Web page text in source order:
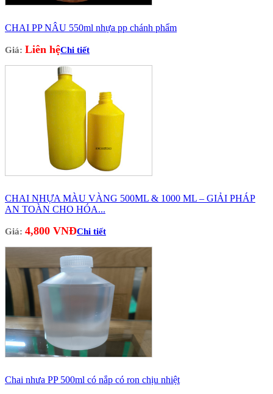
CHAI PP NÂU 550ml nhựa pp chánh phẩm
Giá: Liên hệChi tiết
CHAI NHỰA MÀU VÀNG 500ML & 1000 ML – GIẢI PHÁP
AN TOÀN CHO HÓA...
Giá: 4,800 VNĐChi tiết
Chai nhưa PP 500ml có nắp có ron chịu nhiệt